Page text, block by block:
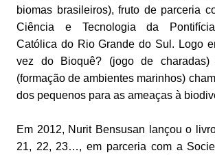
biomas brasileiros), fruto de parceria
Ciência e Tecnologia da
Católica do Rio Grande do Sul. Logo
vez do Bioquê? (jogo de charadas)
(formação de ambientes marinhos)
dos pequenos para as ameaças à
Em 2012, Nurit Bensusan lançou o
21, 22, 23…, em parceria com a